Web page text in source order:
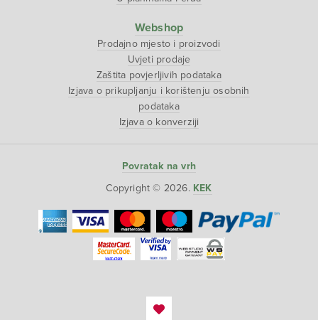
Webshop
Prodajno mjesto i proizvodi
Uvjeti prodaje
Zaštita povjerljivih podataka
Izjava o prikupljanju i korištenju osobnih
podataka
Izjava o konverziji
Povratak na vrh
Copyright © 2026. KEK